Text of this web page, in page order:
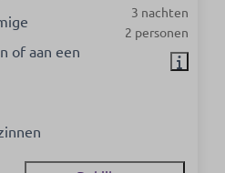
3 nachten
2 personen
of aan een